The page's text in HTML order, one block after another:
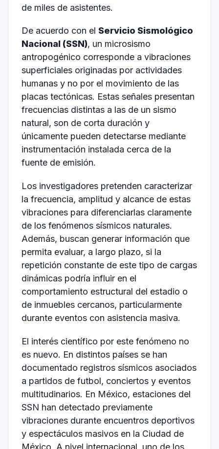
de miles de asistentes.
De acuerdo con el Servicio Sismológico
Nacional (SSN), un microsismo
antropogénico corresponde a vibraciones
superficiales originadas por actividades
humanas y no por el movimiento de las
placas tectónicas. Estas señales presentan
frecuencias distintas a las de un sismo
natural, son de corta duración y
únicamente pueden detectarse mediante
instrumentación instalada cerca de la
fuente de emisión.
Los investigadores pretenden caracterizar
la frecuencia, amplitud y alcance de estas
vibraciones para diferenciarlas claramente
de los fenómenos sísmicos naturales.
Además, buscan generar información que
permita evaluar, a largo plazo, si la
repetición constante de este tipo de cargas
dinámicas podría influir en el
comportamiento estructural del estadio o
de inmuebles cercanos, particularmente
durante eventos con asistencia masiva.
El interés científico por este fenómeno no
es nuevo. En distintos países se han
documentado registros sísmicos asociados
a partidos de futbol, conciertos y eventos
multitudinarios. En México, estaciones del
SSN han detectado previamente
vibraciones durante encuentros deportivos
y espectáculos masivos en la Ciudad de
México. A nivel internacional, uno de los